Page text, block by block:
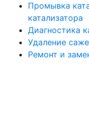
Промывка
катализатора
Диагностика
Удаление
Ремонт и